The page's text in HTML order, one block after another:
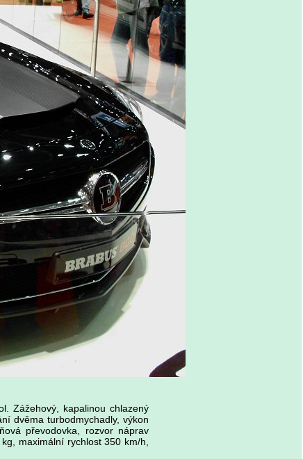
Zážehový, kapalinou chlazený
dvěma turbodmychadly, výkon
převodovka, rozvor náprav
maximální rychlost 350 km/h,